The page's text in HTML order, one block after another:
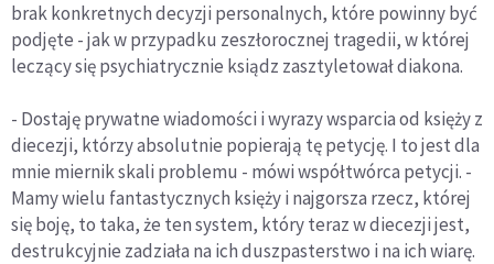
brak konkretnych decyzji personalnych, które powinny być
podjęte - jak w przypadku zeszłorocznej tragedii, w której
leczący się psychiatrycznie ksiądz zasztyletował diakona.
- Dostaję prywatne wiadomości i wyrazy wsparcia od księży z
diecezji, którzy absolutnie popierają tę petycję. I to jest dla
mnie miernik skali problemu - mówi współtwórca petycji. -
Mamy wielu fantastycznych księży i najgorsza rzecz, której
się boję, to taka, że ten system, który teraz w diecezji jest,
destrukcyjnie zadziała na ich duszpasterstwo i na ich wiarę.